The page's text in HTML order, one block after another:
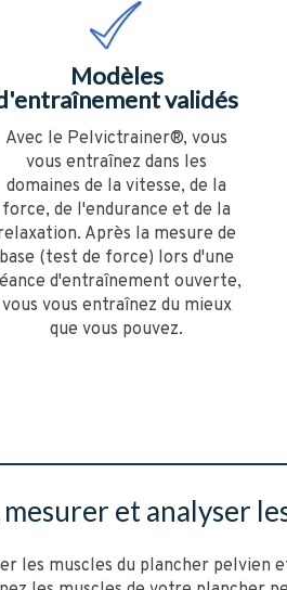
Modèles
validés
Avec le Pelvictrainer®, vous
vous entraînez dans les
domaines de la vitesse, de la
force, de l'endurance et de la
Après la mesure de
base (test de force) lors d'une
d'entraînement ouverte,
vous vous entraînez du mieux
que vous pouvez.
mesurer et analyser
les muscles du plancher pelvien